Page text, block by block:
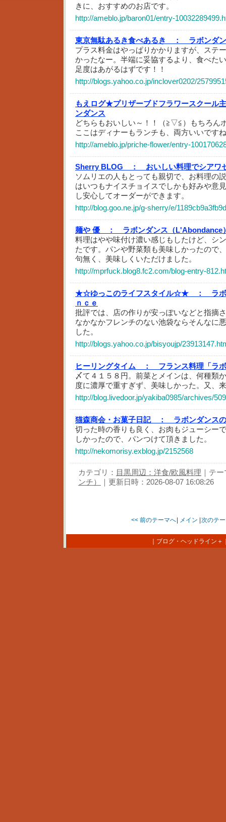
きに、おすすめのお店です。
http://ameblo.jp/baron01/entry-
東京無駄あるき食べあるき ：
ラボンダ
プラス料金はやっぱりかかりますが、ステ
かったなー。半端に妥協するより、食べた
足度はあがるはずです！！
http://blogs.yahoo.co.jp/inclover0202/
もえログ★プリザーブドフラワースクール
ンダンス
どちらもおいしい～！！（≧▽≦）もちろん
ここはディナーもランチも、両方いいです
http://ameblo.jp/priche-flower/entry-
Sherry BLOG ：
おいしい料理でシアワ
ソムリエの人もとっても親切で、お料理の
はいつもナイスチョイスでしかも好みや意
し安心してオーダーができます。
http://blog.goo.ne.jp/g-sherry/e/
麺や 優 ：
ラボンダンス（L'Abondance
料理はやや味付け濃い感じもしたけど、シ
たです。パンや野菜類も美味しかったので
句無く、美味しくいただけました。
http://mprfuck.blog8.fc2.com/blog-entry-
★☆ゆっこのライフスタイル☆★ ：
ラ
ｎｃｅ
批評では、店の作りが安っぽいなどと指摘
なかなかフレンチのない池袋ならそんなに
した。
http://blogs.yahoo.co.jp/bisyoujp/
ヒーリングタイム ：
フランス料理「ラ
〆て４１５８円。前菜とメインは、何種類
度に濃厚で重すぎず、美味しかった。又、
http://blog.livedoor.jp/yakiba0985/archives/
猫森商会・お菓子日記 ：
ラボンダンス
切った時の香りも良く、お肉もジューシー
しかったので、パンつけて頂きました。
http://nekomorisy.exblog.jp/2152568
カテゴリ： 目黒周辺：洋食/欧風料理 ｜テ
ンチ）
｜更新日時：2026-08-07 16:08:26
<< 前のテーマへ メイン 次のテ
ブログ・ヘッドライン＋